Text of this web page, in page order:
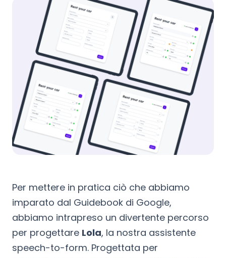
Per mettere in pratica ciò che abbiamo
imparato dal Guidebook di Google,
abbiamo intrapreso un divertente percorso
per progettare Lola, la nostra assistente
speech-to-form. Progettata per